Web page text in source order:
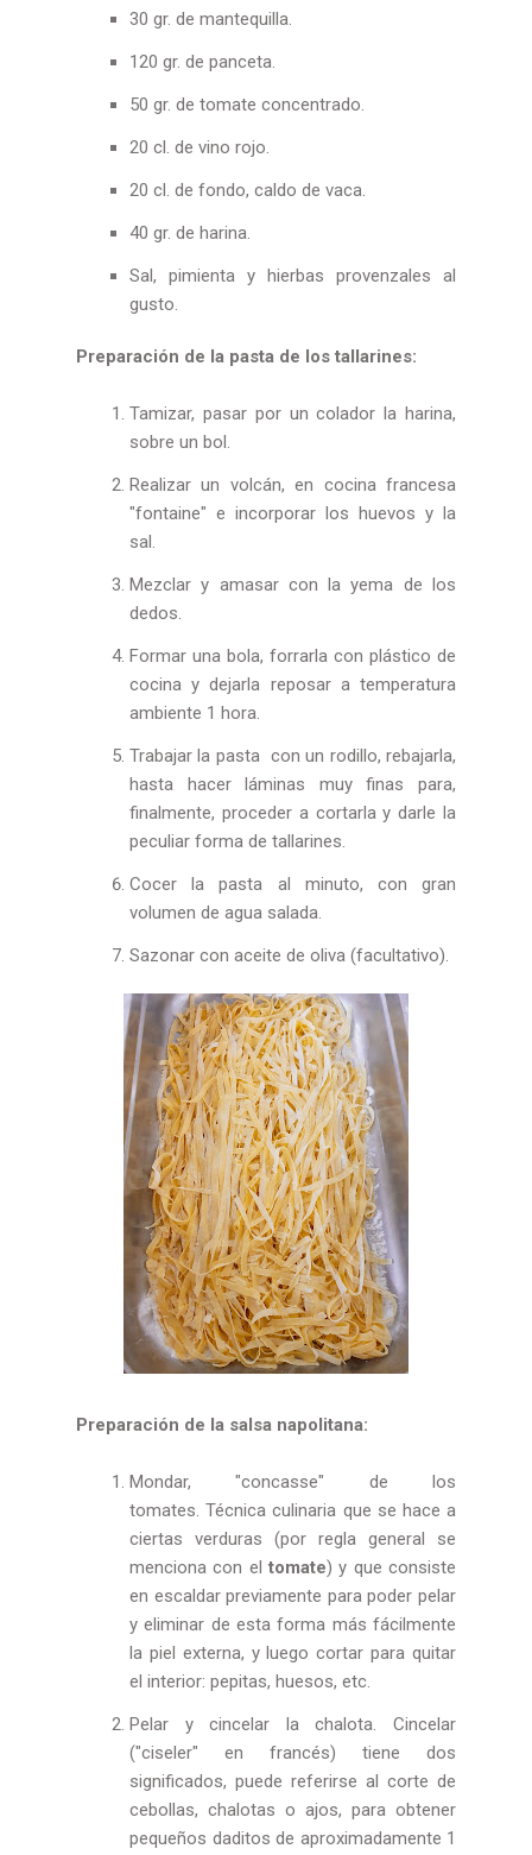
30 gr. de mantequilla.
120 gr. de panceta.
50 gr. de tomate concentrado.
20 cl. de vino rojo.
20 cl. de fondo, caldo de vaca.
40 gr. de harina.
Sal, pimienta y hierbas provenzales al
gusto.
Preparación de la pasta de los tallarines:
Tamizar, pasar por un colador la harina,
sobre un bol.
Realizar un volcán, en cocina francesa
"fontaine" e incorporar los huevos y la
sal.
Mezclar y amasar con la yema de los
dedos.
Formar una bola, forrarla con plástico de
cocina y dejarla reposar a temperatura
ambiente 1 hora.
Trabajar la pasta con un rodillo, rebajarla,
hasta hacer láminas muy finas para,
finalmente, proceder a cortarla y darle la
peculiar forma de tallarines.
Cocer la pasta al minuto, con gran
volumen de agua salada.
Sazonar con aceite de oliva (facultativo).
Preparación de la salsa napolitana:
Mondar, "concasse" de los
tomates. Técnica culinaria que se hace a
ciertas verduras (por regla general se
menciona con el tomate) y que consiste
en escaldar previamente para poder pelar
y eliminar de esta forma más fácilmente
la piel externa, y luego cortar para quitar
el interior: pepitas, huesos, etc.
Pelar y cincelar la chalota. Cincelar
("ciseler" en francés) tiene dos
significados, puede referirse al corte de
cebollas, chalotas o ajos, para obtener
pequeños daditos de aproximadamente 1